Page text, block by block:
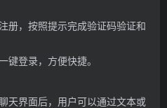
册，按照提示完成验证码验证和
键登录，方便快捷。
天界面后，用户可以通过文本或